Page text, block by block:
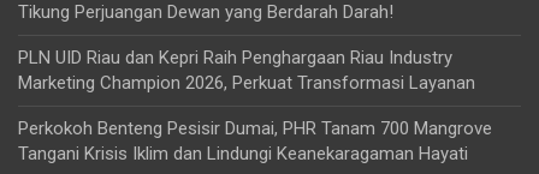
Tikung Perjuangan Dewan yang Berdarah Darah!
PLN UID Riau dan Kepri Raih Penghargaan Riau Industry
Marketing Champion 2026, Perkuat Transformasi Layanan
Perkokoh Benteng Pesisir Dumai, PHR Tanam 700 Mangrove
Tangani Krisis Iklim dan Lindungi Keanekaragaman Hayati